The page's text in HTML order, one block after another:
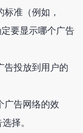
准（例如，
要显示哪个广告
告投放到用户的
广告网络的效
择。